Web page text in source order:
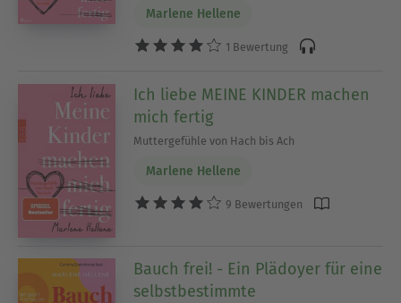
Marlene Hellene
1 Bewertung
Ich liebe MEINE KINDER machen
mich fertig
Muttergefühle von Hach bis Ach
Marlene Hellene
9 Bewertungen
Bauch frei! - Ein Plädoyer für eine
selbstbestimmte